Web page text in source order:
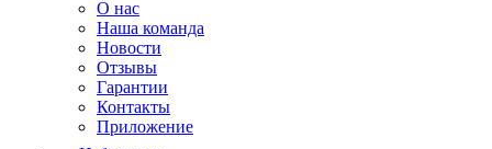
О нас
Наша команда
Новости
Отзывы
Гарантии
Контакты
Приложение